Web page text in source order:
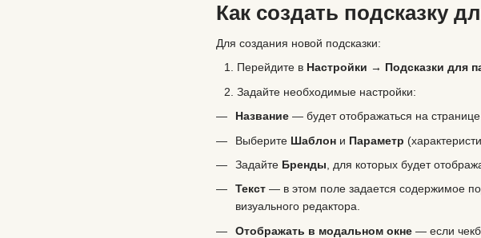
Как создать подсказку
Для создания новой подсказки:
Перейдите в Настройки → Подсказки для
Задайте необходимые настройки:
Название — будет отображаться на
Выберите Шаблон и Параметр
Задайте Бренды , для которых будет
Текст — в этом поле задается содержимое
визуального редактора.
Отображать в модальном окне — если